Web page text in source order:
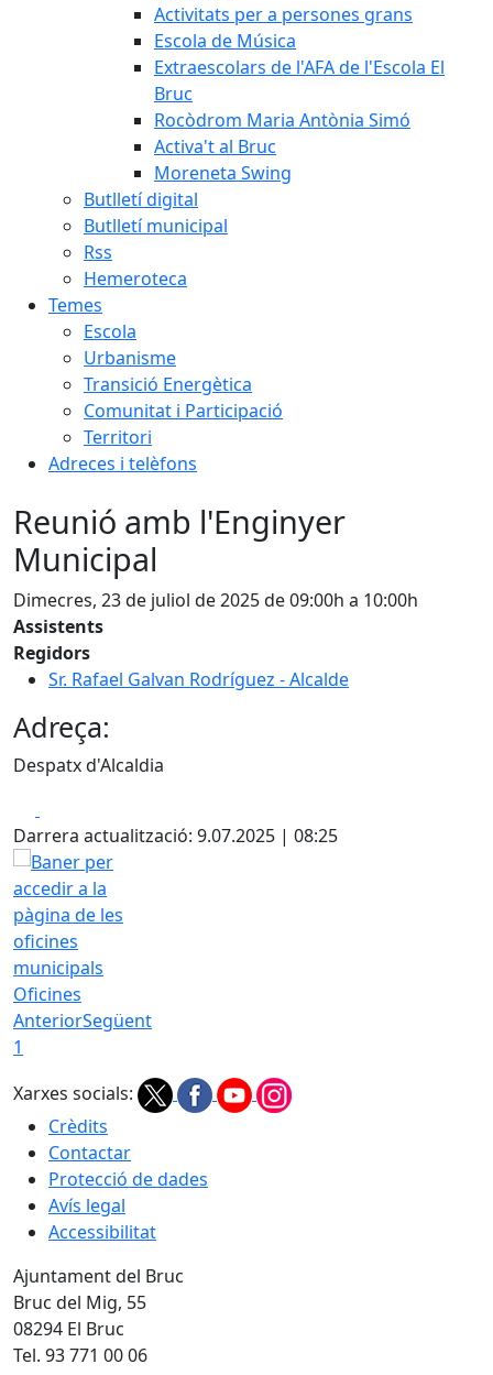
Activitats per a persones grans
Escola de Música
Extraescolars de l'AFA de l'Escola El
Bruc
Rocòdrom Maria Antònia Simó
Activa't al Bruc
Moreneta Swing
Butlletí digital
Butlletí municipal
Rss
Hemeroteca
Temes
Escola
Urbanisme
Transició Energètica
Comunitat i Participació
Territori
Adreces i telèfons
Reunió amb l'Enginyer
Municipal
Dimecres, 23 de juliol de 2025 de 09:00h a 10:00h
Assistents
Regidors
Sr. Rafael Galvan Rodríguez - Alcalde
Adreça:
Despatx d'Alcaldia
Darrera actualització: 9.07.2025 | 08:25
Oficines
AnteriorSegüent
1
Xarxes socials:
Crèdits
Contactar
Protecció de dades
Avís legal
Accessibilitat
Ajuntament del Bruc
Bruc del Mig, 55
08294 El Bruc
Tel. 93 771 00 06